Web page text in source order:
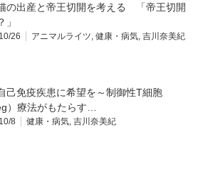
の出産と帝王切開を考える 「帝王切開
」
26 アニマルライツ 健康・病気 吉川奈美紀
己免疫疾患に希望を～制御性T細胞
）療法がもたらす…
8 健康・病気 吉川奈美紀